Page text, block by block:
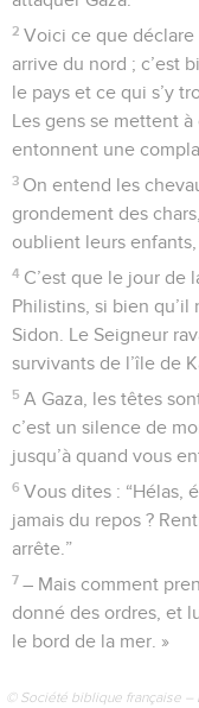
2 Voici ce que déclare
arrive du nord ; c’est
le pays et ce qui s’y
Les gens se mettent
entonnent une
3 On entend les
grondement des
oublient leurs
4 C’est que le jour de
Philistins, si bien
Sidon. Le Seigneur
survivants de l’île de
5 A Gaza, les têtes
c’est un silence de
jusqu’à quand vous
6 Vous dites : “Hélas,
jamais du repos ?
arrête.”
7 – Mais comment
donné des ordres, et
le bord de la mer. »
© Société biblique française –